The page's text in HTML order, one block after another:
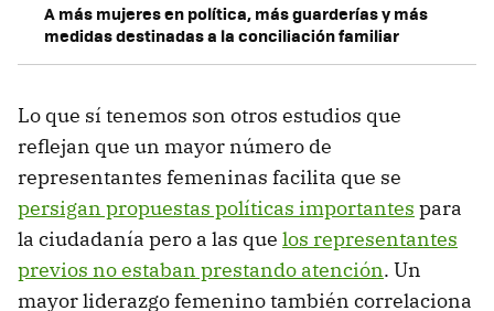
A más mujeres en política, más guarderías y más
medidas destinadas a la conciliación familiar
Lo que sí tenemos son otros estudios que
reflejan que un mayor número de
representantes femeninas facilita que se
persigan propuestas políticas importantes para
la ciudadanía pero a las que los representantes
previos no estaban prestando atención. Un
mayor liderazgo femenino también correlaciona